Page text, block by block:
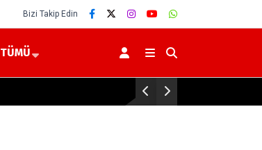
Bizi Takip Edin
TÜMÜ
Yerköy’de Ayçiçeği Tarlalarında